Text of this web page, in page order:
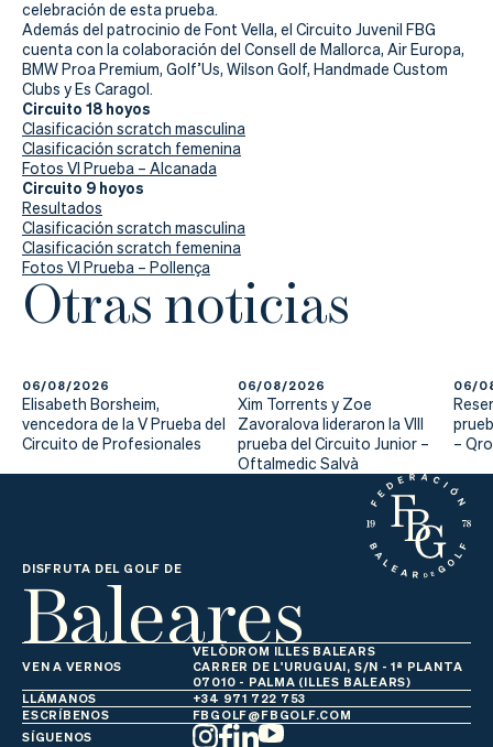
celebración de esta prueba.
Además del patrocinio de Font Vella, el Circuito Juvenil FBG
cuenta con la colaboración del Consell de Mallorca, Air Europa,
BMW Proa Premium, Golf’Us, Wilson Golf, Handmade Custom
Clubs y Es Caragol.
Circuito 18 hoyos
Clasificación scratch masculina
Clasificación scratch femenina
Fotos VI Prueba – Alcanada
Circuito 9 hoyos
Resultados
Clasificación scratch masculina
Clasificación scratch femenina
Fotos VI Prueba – Pollença
Otras noticias
06/08/2026
Elisabeth Borsheim,
vencedora de la V Prueba del
Circuito de Profesionales
06/08/2026
Xim Torrents y Zoe
Zavoralova lideraron la VIII
prueba del Circuito Junior –
Oftalmedic Salvà
06/
–
DISFRUTA DEL GOLF DE
Baleares
VEN A VERNOS
VELÒDROM ILLES BALEARS
CARRER DE L'URUGUAI, S/N - 1ª PLANTA
07010 - PALMA (ILLES BALEARS)
LLÁMANOS
+34 971 722 753
ESCRÍBENOS
FBGOLF@FBGOLF.COM
SÍGUENOS